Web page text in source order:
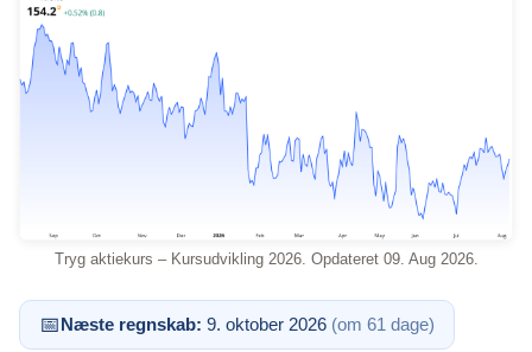
Tryg aktiekurs – Kursudvikling 2026. Opdateret 09. Aug 2026.
📅Næste regnskab: 9. oktober 2026 (om 61 dage)